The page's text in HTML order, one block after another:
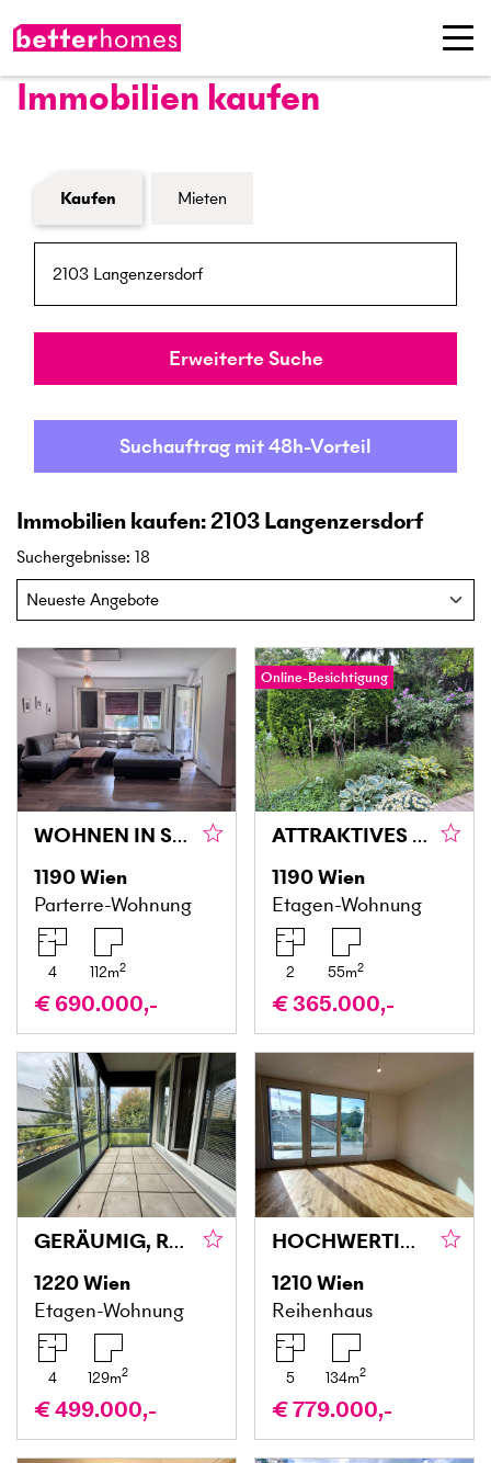
Immobilien kaufen
Formular Immobiliensuche
Kaufen Mieten
PLZ / Ort
Umkreis
Erweiterte Suche
Suchauftrag mit 48h-Vorteil
Immobilien kaufen: 2103 Langenzersdorf
Suchergebnisse: 18
WOHNEN IN SIEVERINGER GRÜNLAGE
1190Wien
Parterre-Wohnung
4 112m2
€ 690.000,-
Online-Besichtigung
ATTRAKTIVES WOHNEN IM HERZEN VON DÖBLING
1190Wien
Etagen-Wohnung
2 55m2
€ 365.000,-
GERÄUMIG, RUHIG, MIT LOGGIA!
1220Wien
Etagen-Wohnung
4 129m2
€ 499.000,-
HOCHWERTIGER NEUBAU MIT GARTEN, ZWEI TERRASSEN & PANORAMABLICK RICHTUNG KAHLENBERG
1210Wien
Reihenhaus
5 134m2
€ 779.000,-